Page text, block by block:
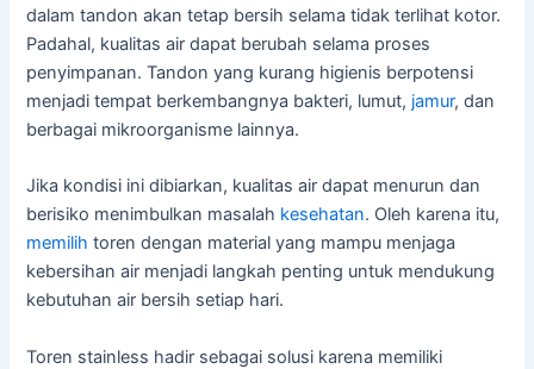
dalam tandon akan tetap bersih selama tidak terlihat kotor.
Padahal, kualitas air dapat berubah selama proses
penyimpanan. Tandon yang kurang higienis berpotensi
menjadi tempat berkembangnya bakteri, lumut, jamur, dan
berbagai mikroorganisme lainnya.
Jika kondisi ini dibiarkan, kualitas air dapat menurun dan
berisiko menimbulkan masalah kesehatan. Oleh karena itu,
memilih toren dengan material yang mampu menjaga
kebersihan air menjadi langkah penting untuk mendukung
kebutuhan air bersih setiap hari.
Toren stainless hadir sebagai solusi karena memiliki